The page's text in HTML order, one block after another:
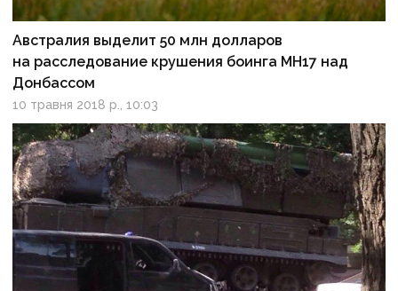
Австралия выделит 50 млн долларов
на расследование крушения боинга МН17 над
Донбассом
10 травня 2018 р., 10:03